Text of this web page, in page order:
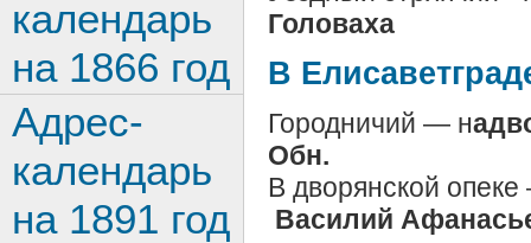
Головаха
В
Городничий — н
Обн.
В дворянской
Василий
календарь
на 1866 год
Адрес-
календарь
на 1891 год